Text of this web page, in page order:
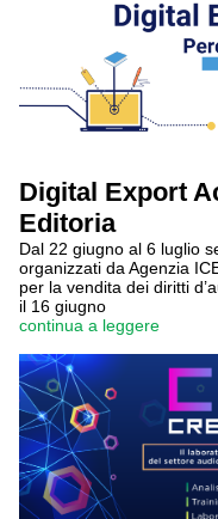
Digital Export
Editoria
Dal 22 giugno al 6 luglio
organizzati da Agenzia
per la vendita dei diritti
il 16 giugno
continua a leggere